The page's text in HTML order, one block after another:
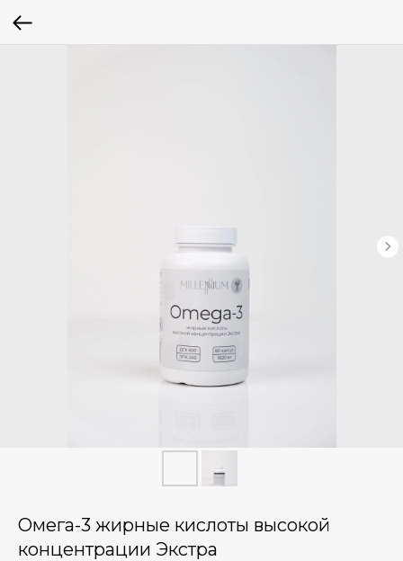
Омега-3 жирные кислоты высокой
концентрации Экстра